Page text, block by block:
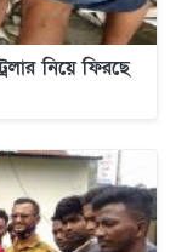
নিয়ে ফিরছে